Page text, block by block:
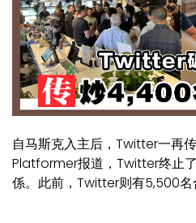
自马斯克入主后，Twitter一再
Platformer报道，Twitter终止
係。此前，Twitter则有5,500名